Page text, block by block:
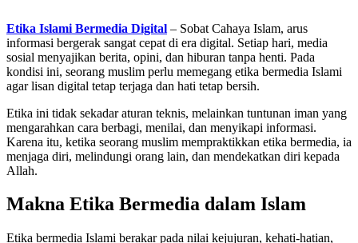
Etika Islami Bermedia Digital – Sobat Cahaya Islam, arus
informasi bergerak sangat cepat di era digital. Setiap hari, media
sosial menyajikan berita, opini, dan hiburan tanpa henti. Pada
kondisi ini, seorang muslim perlu memegang etika bermedia Islami
agar lisan digital tetap terjaga dan hati tetap bersih.
Etika ini tidak sekadar aturan teknis, melainkan tuntunan iman yang
mengarahkan cara berbagi, menilai, dan menyikapi informasi.
Karena itu, ketika seorang muslim mempraktikkan etika bermedia, ia
menjaga diri, melindungi orang lain, dan mendekatkan diri kepada
Allah.
Makna Etika Bermedia dalam Islam
Etika bermedia Islami berakar pada nilai kejujuran, kehati-hatian,